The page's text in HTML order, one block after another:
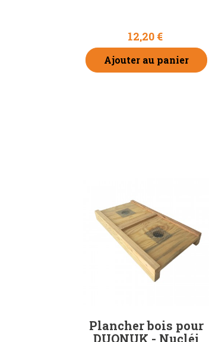
12,20 €
Ajouter au panier
Plancher bois pour
DUONUK - Nucléi